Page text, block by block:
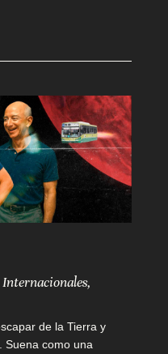
Internacionales,
de la Tierra y
Suena como una